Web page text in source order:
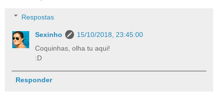
Respostas
Sexinho
15/10/2018, 23:45:00
Coquinhas, olha tu aqui!
:D
Responder